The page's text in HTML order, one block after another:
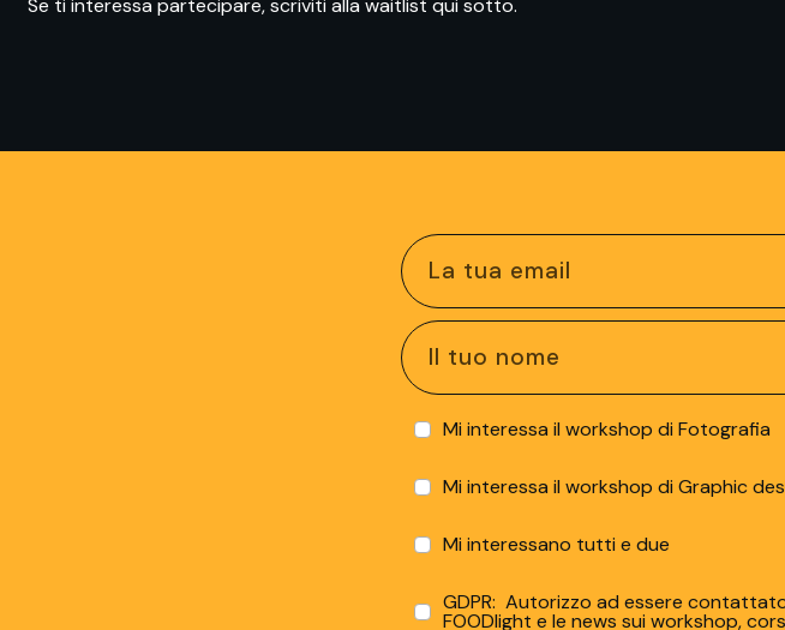
Se ti interessa partecipare, scriviti alla waitlist qui sotto.
Mi interessa il workshop di Fotografia
Mi interessa il workshop di Graphic
Mi interessano tutti e due
GDPR: Autorizzo ad essere
FOODlight e le news sui workshop,